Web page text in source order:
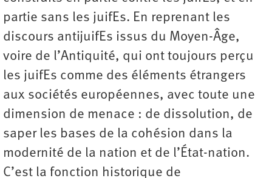
partie sans les juifEs. En reprenant les
discours antijuifEs issus du Moyen-Âge,
voire de l’Antiquité, qui ont toujours perçu
les juifEs comme des éléments étrangers
aux sociétés européennes, avec toute une
dimension de menace : de dissolution, de
saper les bases de la cohésion dans la
modernité de la nation et de l’État-nation.
C’est la fonction historique de